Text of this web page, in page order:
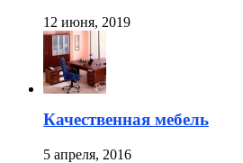
12 июня, 2019
Качественная мебель
5 апреля, 2016